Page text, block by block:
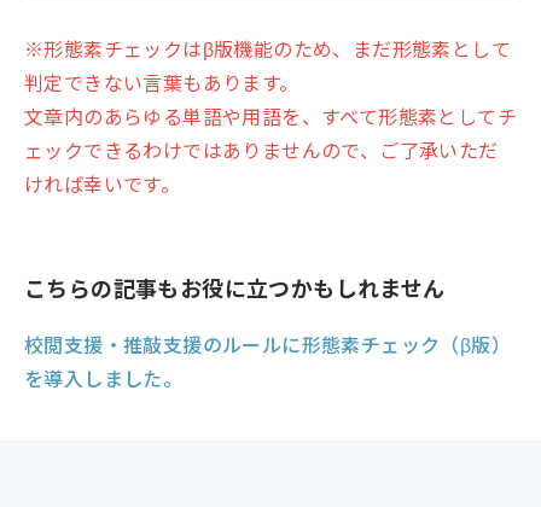
※形態素チェックはβ版機能のため、まだ形態素として
判定できない言葉もあります。
文章内のあらゆる単語や用語を、すべて形態素としてチ
ェックできるわけではありませんので、ご了承いただ
ければ幸いです。
こちらの記事もお役に立つかもしれません
校閲支援・推敲支援のルールに形態素チェック（β版）
を導入しました。